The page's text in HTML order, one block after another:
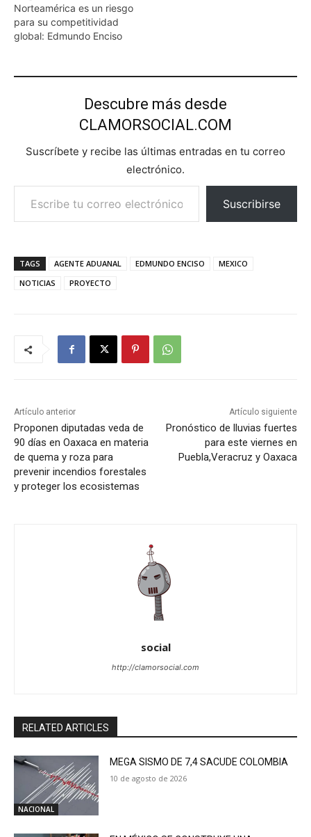
Norteamérica es un riesgo
para su competitividad
global: Edmundo Enciso
Descubre más desde
CLAMORSOCIAL.COM
Suscríbete y recibe las últimas entradas en tu correo
electrónico.
Escribe tu correo electrónico…
Suscribirse
TAGS AGENTE ADUANAL EDMUNDO ENCISO
MEXICO
NOTICIAS
PROYECTO
Artículo anterior
Proponen diputadas veda de
90 días en Oaxaca en materia
de quema y roza para
prevenir incendios forestales
y proteger los ecosistemas
Artículo siguiente
Pronóstico de lluvias fuertes
para este viernes en
Puebla,Veracruz y Oaxaca
social
http://clamorsocial.com
RELATED ARTICLES
NACIONAL
MEGA SISMO DE 7,4 SACUDE COLOMBIA
10 de agosto de 2026